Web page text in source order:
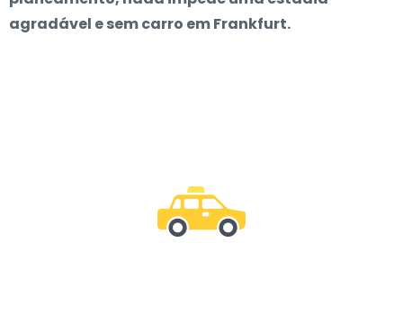
agradável e sem carro em Frankfurt.